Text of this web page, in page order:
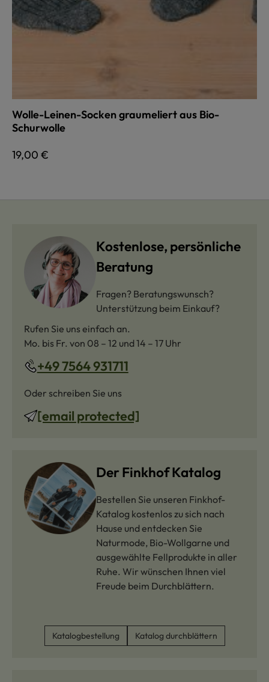
Wolle-Leinen-Socken graumeliert aus Bio-
Schurwolle
Regulärer Preis:
19,00 €
Kostenlose, persönliche
Beratung
Fragen? Beratungswunsch?
Unterstützung beim Einkauf?
Rufen Sie uns einfach an.
Mo. bis Fr. von 08 – 12 und 14 – 17 Uhr
+49 7564 931711
Oder schreiben Sie uns
[email protected]
Der Finkhof Katalog
Bestellen Sie unseren Finkhof-
Katalog kostenlos zu sich nach
Hause und entdecken Sie
Naturmode, Bio-Wollgarne und
ausgewählte Fellprodukte in aller
Ruhe. Wir wünschen Ihnen viel
Freude beim Durchblättern.
Katalogbestellung Katalog durchblättern